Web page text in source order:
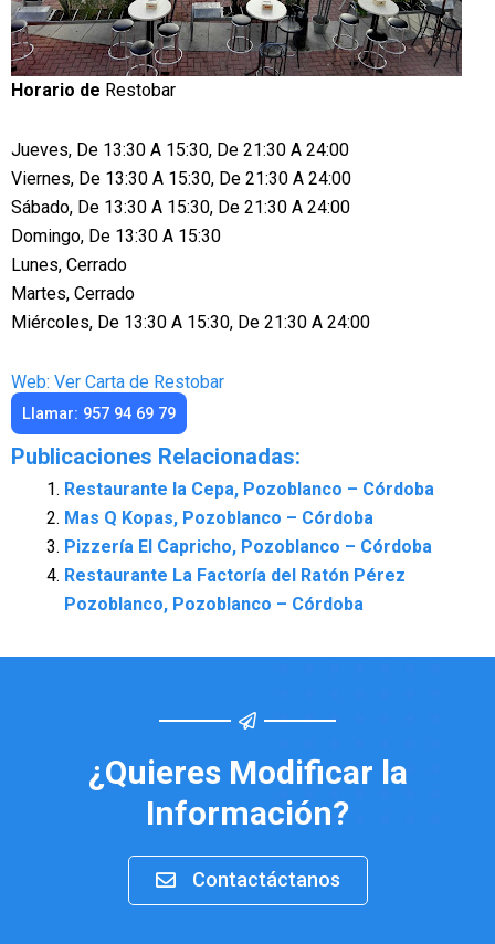
Horario de Restobar
Jueves, De 13:30 A 15:30, De 21:30 A 24:00
Viernes, De 13:30 A 15:30, De 21:30 A 24:00
Sábado, De 13:30 A 15:30, De 21:30 A 24:00
Domingo, De 13:30 A 15:30
Lunes, Cerrado
Martes, Cerrado
Miércoles, De 13:30 A 15:30, De 21:30 A 24:00
Web: Ver Carta de Restobar
Llamar: 957 94 69 79
Publicaciones Relacionadas:
Restaurante la Cepa, Pozoblanco – Córdoba
Mas Q Kopas, Pozoblanco – Córdoba
Pizzería El Capricho, Pozoblanco – Córdoba
Restaurante La Factoría del Ratón Pérez
Pozoblanco, Pozoblanco – Córdoba
¿Quieres Modificar la
Información?
Contactáctanos